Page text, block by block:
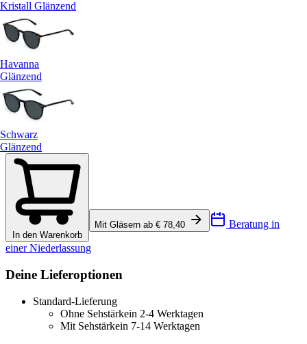
Kristall Glänzend
Havanna
Glänzend
Schwarz
Glänzend
In den Warenkorb
Mit Gläsern ab € 78,40 Beratung in
einer Niederlassung
Deine Lieferoptionen
Standard-Lieferung
Ohne Sehstärkein 2-4 Werktagen
Mit Sehstärkein 7-14 Werktagen